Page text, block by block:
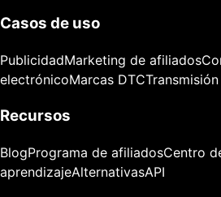
Casos de uso
PublicidadMarketing de afiliados
electrónicoMarcas DTC
Recursos
BlogPrograma de afiliadosCentro
aprendizajeAlternativasAPI